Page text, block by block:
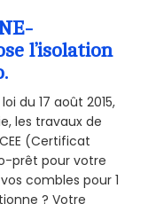
l’isolation
du 17 août 2015,
les travaux de
(Certificat
prêt pour votre
combles pour 1
? Votre